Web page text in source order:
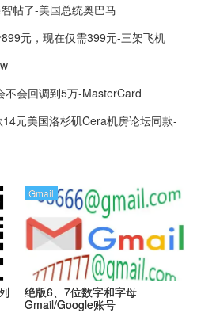
帖了-美国总统奥巴马
元，现在仅需399元-三架飞机
不会回调到5万-MasterCard
元美国洛杉矶Cera机房论坛同款-
绝版6、7位数字和字母
Gmail/Google账号
Gmail